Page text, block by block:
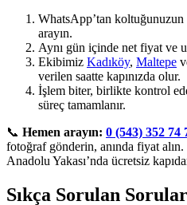
WhatsApp’tan
arayın.
Aynı gün içinde net fiyat ve
Ekibimiz Kadıköy, Maltepe
verilen saatte kapınızda olur.
İşlem biter, birlikte kontrol
süreç tamamlanır.
📞 Hemen arayın: 0 (543) 352 74
fotoğraf gönderin, anında fiyat
Anadolu Yakası’nda ücretsiz
Sıkça Sorulan Sorular